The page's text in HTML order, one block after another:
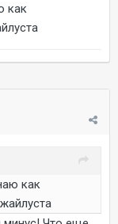
как
как